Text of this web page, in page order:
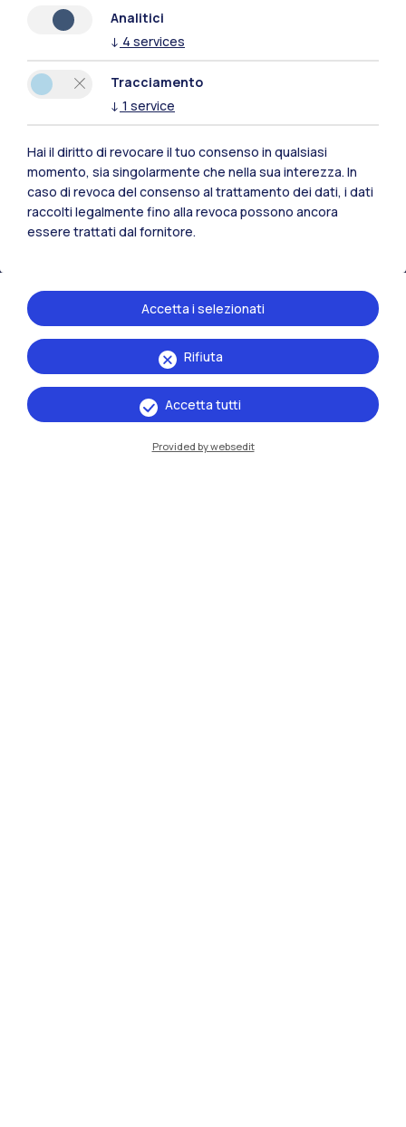
Polimi Community
Tutti i siti dell’ecosistema
Analitici
↓ 4 services
Tracciamento
↓ 1 service
Hai il diritto di revocare il tuo consenso in qualsiasi
momento, sia singolarmente che nella sua interezza. In
caso di revoca del consenso al trattamento dei dati, i dati
raccolti legalmente fino alla revoca possono ancora
essere trattati dal fornitore.
Rifiuta
Accetta i selezionati
Accetta tutti
Provided by websedit